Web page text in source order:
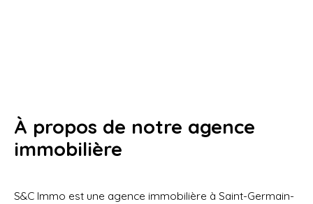
À propos de notre agence
immobilière
S&C Immo est une agence immobilière à Saint-Germain-